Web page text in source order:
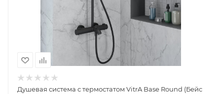
Душевая система с термостатом VitrA Base Round (Бейс